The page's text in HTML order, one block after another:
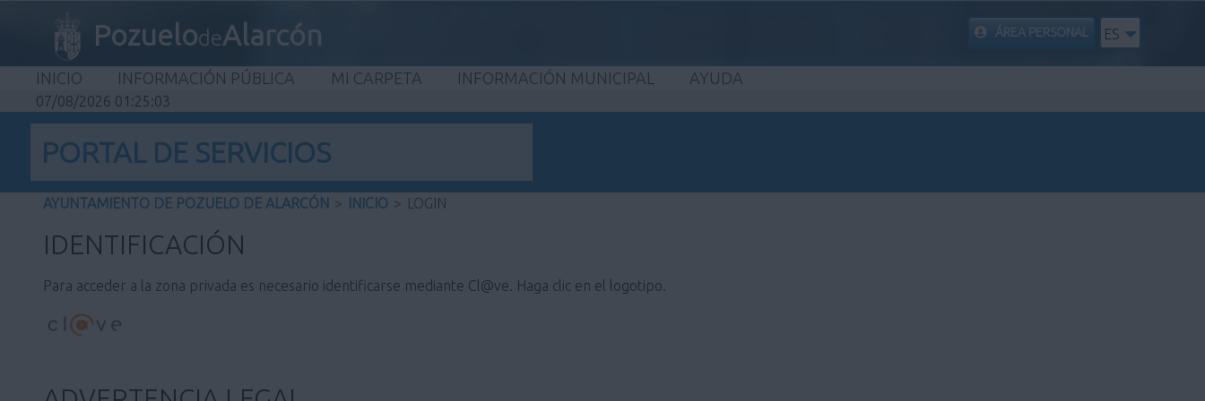
PozuelodeAlarcón ÁREA PERSONAL ES
INICIO INFORMACIÓN PÚBLICA MI CARPETA INFORMACIÓN MUNICIPAL AYUDA
07/08/2026 01:25:03
PORTAL DE SERVICIOS
AYUNTAMIENTO DE POZUELO DE ALARCÓN > INICIO > LOGIN
IDENTIFICACIÓN
Para acceder a la zona privada es necesario identificarse mediante Cl@ve. Haga clic en el logotipo.